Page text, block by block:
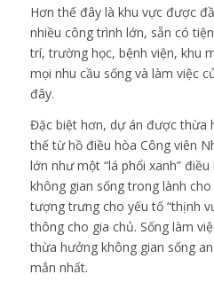
Hơn thế đây là khu vực được
nhiều công trình lớn, sẵn có
trí, trường học, bệnh viện, khu
mọi nhu cầu sống và làm việc
đây.
Đặc biệt hơn, dự án được thừa
thế từ hồ điều hòa Công viên
lớn như một “lá phổi xanh”
không gian sống trong lành
tượng trưng cho yếu tố “thịnh
thông cho gia chủ. Sống làm
thừa hưởng không gian sống
mắn nhất.